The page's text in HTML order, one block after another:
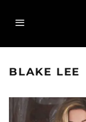
BLAKE LEE